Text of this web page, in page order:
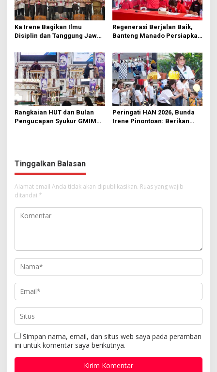
Ka Irene Bagikan Ilmu
Disiplin dan Tanggung Jawab
Manado
Regenerasi Berjalan Baik,
Banteng Manado Persiapkan
Rumput
Rangkaian HUT dan Bulan
Pengucapan Syukur GMIM
Peringati HAN 2026, Bunda
Irene Pinontoan: Berikan
Tinggalkan Balasan
Alamat email Anda tidak akan dipublikasikan. Ruas yang wajib
ditandai *
Simpan nama, email, dan situs web saya pada peramban
ini untuk komentar saya berikutnya.